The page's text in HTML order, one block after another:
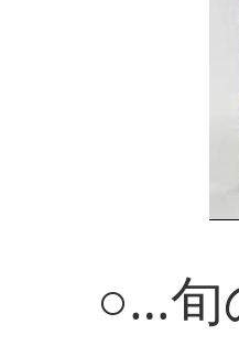
○…旬